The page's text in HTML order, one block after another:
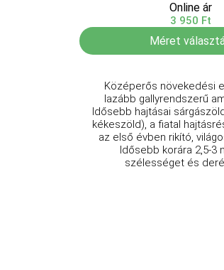
Online ár
3 950 Ft
Méret
Középerős növekedési
lazább gallyrendszerű
Idősebb hajtásai
kékeszöld), a fiatal
az első évben rikító,
Idősebb korára 2,5-3
szélességet és